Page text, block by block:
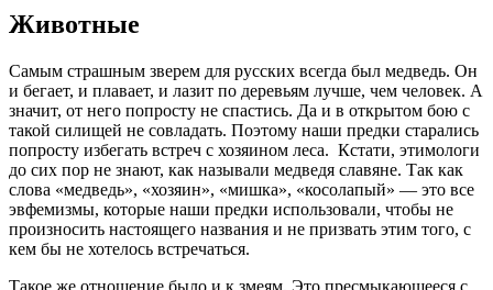
Животные
Самым страшным зверем для русских всегда был медведь. Он
и бегает, и плавает, и лазит по деревьям лучше, чем человек. А
значит, от него попросту не спастись. Да и в открытом бою с
такой силищей не совладать. Поэтому наши предки старались
попросту избегать встреч с хозяином леса. Кстати, этимологи
до сих пор не знают, как называли медведя славяне. Так как
слова «медведь», «хозяин», «мишка», «косолапый» — это все
эвфемизмы, которые наши предки использовали, чтобы не
произносить настоящего названия и не призвать этим того, с
кем бы не хотелось встречаться.